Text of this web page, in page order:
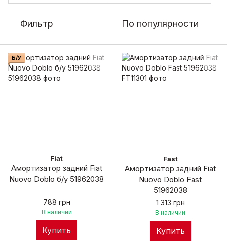
Фильтр По популярности
Б/У
Fiat
Амортизатор задний Fiat
Nuovo Doblo б/у 51962038
788 грн
В наличии
Купить
Fast
Амортизатор задний Fiat
Nuovo Doblo Fast
51962038
1 313 грн
В наличии
Купить